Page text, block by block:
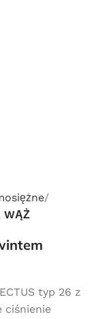
WĄŻ
typ 26 z
ciśnienie